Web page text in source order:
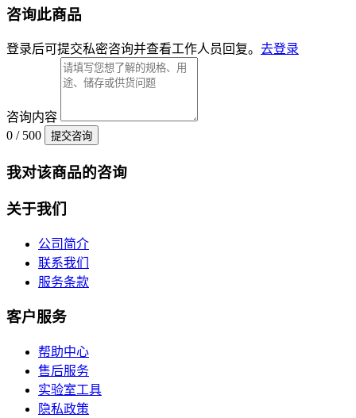
咨询此商品
登录后可提交私密咨询并查看工作人员回复。 去登录
咨询内容
0 / 500
提交咨询
我对该商品的咨询
关于我们
公司简介
联系我们
服务条款
客户服务
帮助中心
售后服务
实验室工具
隐私政策